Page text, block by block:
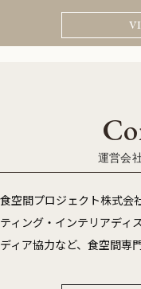
運営会
食空間プロジェクト株式会
ティング・インテリアディ
ディア協力など、食空間専